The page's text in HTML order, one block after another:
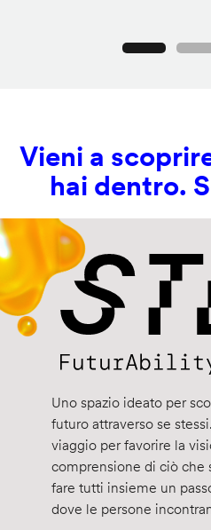
Vieni a
hai dentro.
Uno spazio ideato per
futuro attraverso se
viaggio per favorire la
comprensione di ciò che
fare tutti insieme un
dove le persone